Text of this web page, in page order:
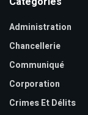
Administration
Chancellerie
Communiqué
Corporation
Crimes Et Délits